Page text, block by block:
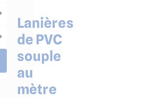
Lanières
de PVC
souple
au
mètre